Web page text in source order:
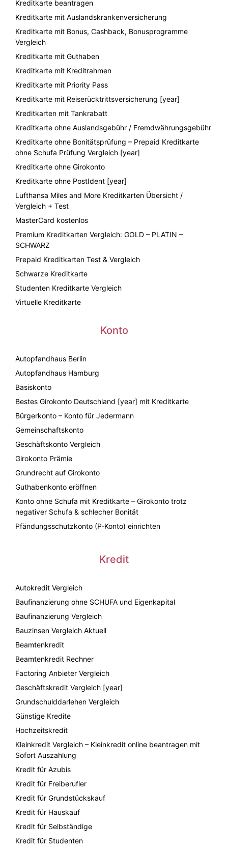
Kreditkarte beantragen
Kreditkarte mit Auslandskrankenversicherung
Kreditkarte mit Bonus, Cashback, Bonusprogramme
Vergleich
Kreditkarte mit Guthaben
Kreditkarte mit Kreditrahmen
Kreditkarte mit Priority Pass
Kreditkarte mit Reiserücktrittsversicherung [year]
Kreditkarten mit Tankrabatt
Kreditkarte ohne Auslandsgebühr / Fremdwährungsgebühr
Kreditkarte ohne Bonitätsprüfung – Prepaid Kreditkarte
ohne Schufa Prüfung Vergleich [year]
Kreditkarte ohne Girokonto
Kreditkarte ohne PostIdent [year]
Lufthansa Miles and More Kreditkarten Übersicht /
Vergleich + Test
MasterCard kostenlos
Premium Kreditkarten Vergleich: GOLD – PLATIN –
SCHWARZ
Prepaid Kreditkarten Test & Vergleich
Schwarze Kreditkarte
Studenten Kreditkarte Vergleich
Virtuelle Kreditkarte
Konto
Autopfandhaus Berlin
Autopfandhaus Hamburg
Basiskonto
Bestes Girokonto Deutschland [year] mit Kreditkarte
Bürgerkonto – Konto für Jedermann
Gemeinschaftskonto
Geschäftskonto Vergleich
Girokonto Prämie
Grundrecht auf Girokonto
Guthabenkonto eröffnen
Konto ohne Schufa mit Kreditkarte – Girokonto trotz
negativer Schufa & schlecher Bonität
Pfändungsschutzkonto (P-Konto) einrichten
Kredit
Autokredit Vergleich
Baufinanzierung ohne SCHUFA und Eigenkapital
Baufinanzierung Vergleich
Bauzinsen Vergleich Aktuell
Beamtenkredit
Beamtenkredit Rechner
Factoring Anbieter Vergleich
Geschäftskredit Vergleich [year]
Grundschulddarlehen Vergleich
Günstige Kredite
Hochzeitskredit
Kleinkredit Vergleich – Kleinkredit online beantragen mit
Sofort Auszahlung
Kredit für Azubis
Kredit für Freiberufler
Kredit für Grundstückskauf
Kredit für Hauskauf
Kredit für Selbständige
Kredit für Studenten